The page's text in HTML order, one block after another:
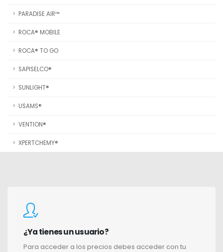
PARADISE AIR™
ROCA® MOBILE
ROCA® TO GO
SAPISELCO®
SUNLIGHT®
USAMS®
VENTION®
XPERTCHEMY®
¿Ya tienes un usuario?
Para acceder a los precios debes acceder con tu